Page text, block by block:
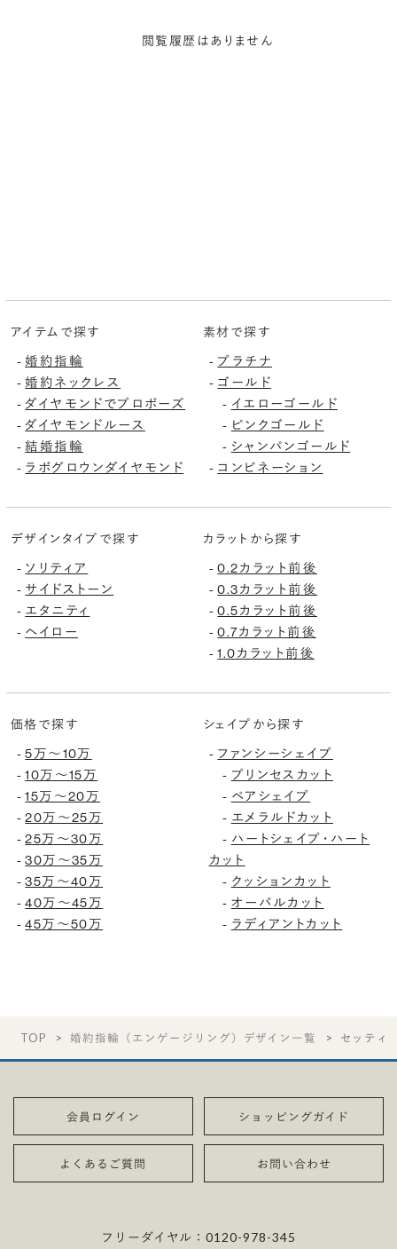
閲覧履歴はありません
アイテムで探す
-婚約指輪
-婚約ネックレス
-ダイヤモンドでプロポーズ
-ダイヤモンドルース
-結婚指輪
- ラボグロウンダイヤモンド
素材で探す
- プラチナ
- ゴールド
- イエローゴールド
- ピンクゴールド
- シャンパンゴールド
- コンビネーション
デザインタイプで探す
- ソリティア
- サイドストーン
- エタニティ
- ヘイロー
カラットから探す
-0.2カラット前後
-0.3カラット前後
-0.5カラット前後
-0.7カラット前後
-1.0カラット前後
価格で探す
-5万〜10万
-10万〜15万
-15万〜20万
-20万〜25万
-25万〜30万
-30万〜35万
-35万〜40万
-40万〜45万
-45万〜50万
シェイプから探す
- ファンシーシェイプ
- プリンセスカット
- ペアシェイプ
- エメラルドカット
- ハートシェイプ・ハート
カット
- クッションカット
- オーバルカット
- ラディアントカット
TOP 婚約指輪（エンゲージリング）デザイン一覧 セッティ
会員ログイン ショッピングガイド
よくあるご質問 お問い合わせ
フリーダイヤル：0120-978-345